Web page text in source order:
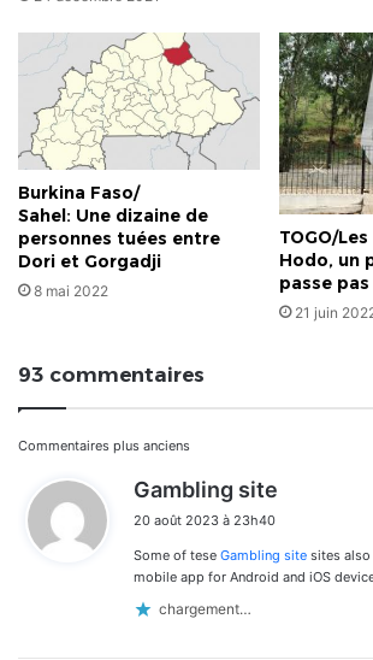
Burkina Faso/
Sahel: Une dizaine de
personnes tuées entre
Dori et Gorgadji
8 mai 2022
TOGO/
Hodo, un
passe pas
21 juin
93 commentaires
Navigation
dans
les
commentaires
Commentaires plus anciens
Gambling site
20 août 2023 à 23h40
Some of tese Gambling site sites
mobile app for Android and iOS
chargement…